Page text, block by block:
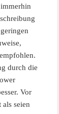
durch die
Vor
seien